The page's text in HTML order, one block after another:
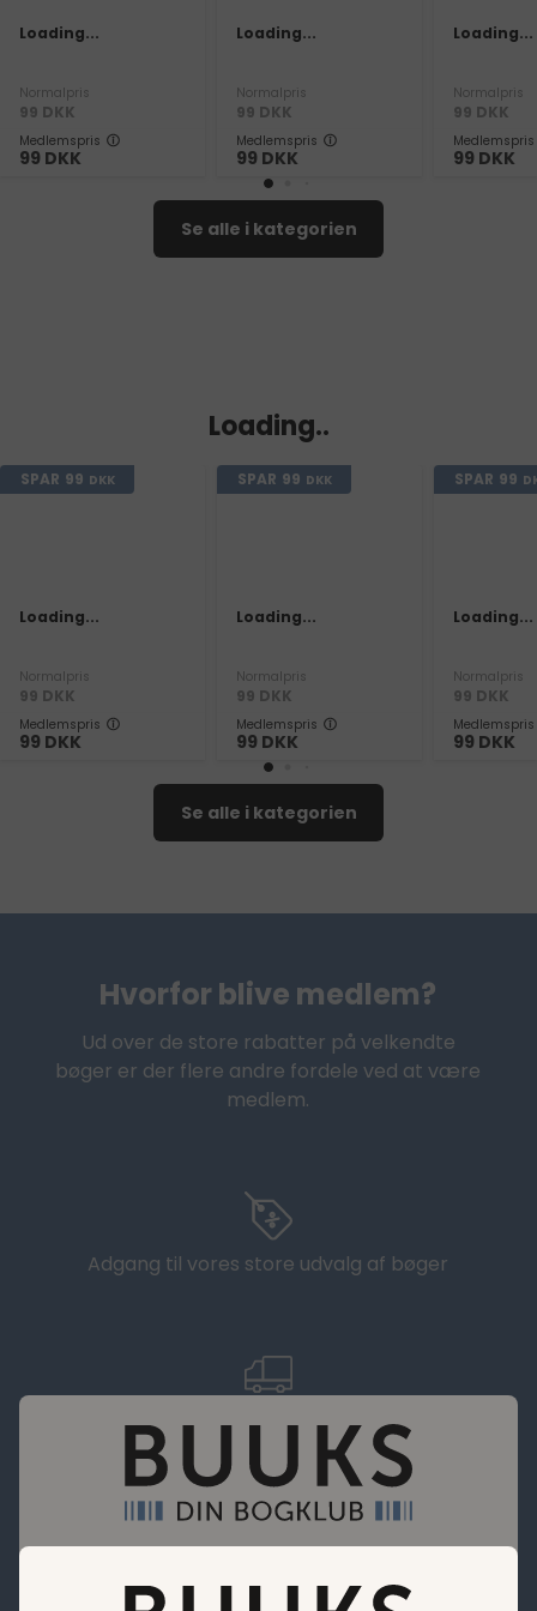
det billigere at købe bøger.
Loading...
Normalpris
99 DKK
Medlemspris
99 DKK
Loading...
Normalpris
99 DKK
Medlemspris
99 DKK
Loading...
Normalpris
99 DKK
Medlemspris
99 DKK
Se alle i kategorien
Loading..
SPAR 99 DKK
Loading...
Normalpris
99 DKK
Medlemspris
99 DKK
SPAR 99 DKK
Loading...
Normalpris
99 DKK
Medlemspris
99 DKK
SPAR 99
Loading...
Normalpris
99 DKK
Medlemspris
99 DKK
Se alle i kategorien
Hvorfor blive medlem?
Ud over de store rabatter på velkendte
bøger er der flere andre fordele ved at være
medlem.
Adgang til vores store udvalg af bøger
Opnå store besparelser med vores rabatter